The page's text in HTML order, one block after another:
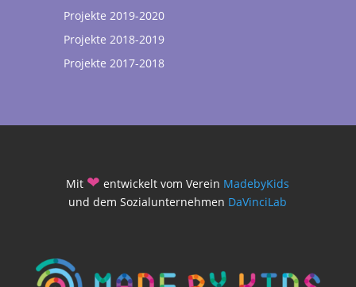
Projekte 2019-2020
Projekte 2018-2019
Projekte 2017-2018
Mit ❤ entwickelt vom Verein MadebyKids
und dem Sozialunternehmen DaVinciLab